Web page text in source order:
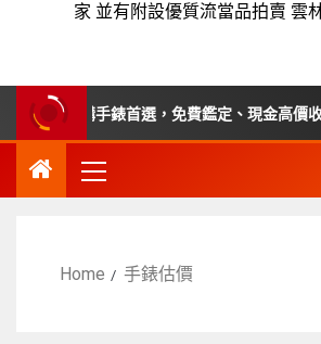
家 並有附設優質流當品拍賣 雲
收購手錶首選，免費鑑定、現金高價收購各
Home 手錶估價